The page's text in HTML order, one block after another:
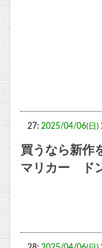
27: 2025/04/06(日)
買うなら新作
マリカー ド